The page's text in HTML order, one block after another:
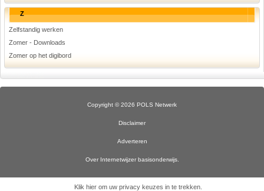
Z
Zelfstandig werken
Zomer - Downloads
Zomer op het digibord
Copyright © 2026 POLS Netwerk
Disclaimer
Adverteren
Over Internetwijzer basisonderwijs.
Klik hier om uw privacy keuzes in te trekken.